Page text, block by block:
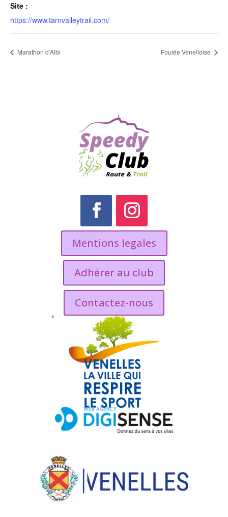
Site :
https://www.tarnvalleytrail.com/
Marathon d’Albi Foulée Venelloise
Mentions legales
Adhérer au club
Contactez-nous